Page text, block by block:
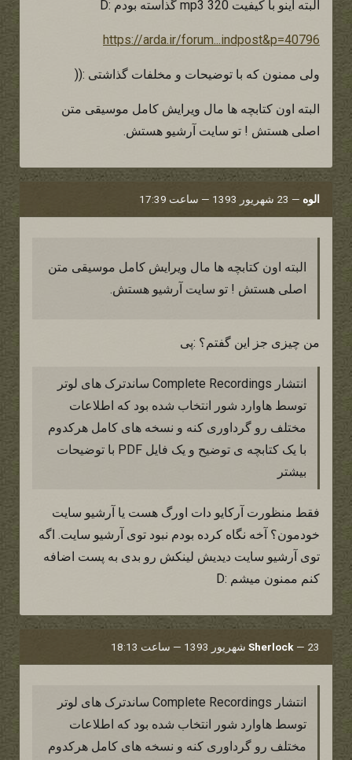
البته اینو با کیفیت mp3 320 گذاسته بودم :D
https://arda.ir/forum...indpost&p=40796
ولی ممنون که با توضیحات و مخلفات گذاشتی :((
البته اون کتابچه ها مال ویرایش کامل موسیقی متن
اصلی هستش ! تو سایت آرشیو هستش.
الوه — 23 شهریور 1393 — ساعت 17:39
البته اون کتابچه ها مال ویرایش کامل موسیقی متن
اصلی هستش ! تو سایت آرشیو هستش.
من چیزی جز این گفتم؟ :پی
انتشار Complete Recordings ساندترک های لوتر
توسط هاوارد شور انتخاب شده بود که اطلاعات
مختلف رو گرداوری کنه و نسخه های کامل هرکدوم
با یک کتابچه ی توضیح و یک فایل PDF با توضیحات
بیشتر
فقط منظورت آرکایو دات اورگ هست یا آرشیو سایت
خودمون؟ آخه نگاه کرده بودم نبود توی آرشیو سایت. اگه
توی آرشیو سایت دیدیش لینکش رو بدی به پست اضافه
کنم ممنون میشم :D
Sherlock — 23 شهریور 1393 — ساعت 18:13
انتشار Complete Recordings ساندترک های لوتر
توسط هاوارد شور انتخاب شده بود که اطلاعات
مختلف رو گرداوری کنه و نسخه های کامل هرکدوم